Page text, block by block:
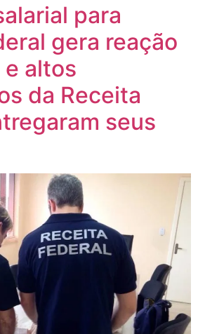
para
gera reação
altos
da Receita
seus